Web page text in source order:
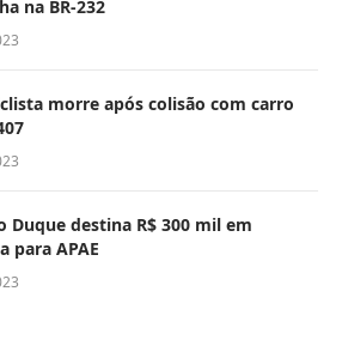
na BR-232
morre após colisão com carro
Duque destina R$ 300 mil em
para APAE